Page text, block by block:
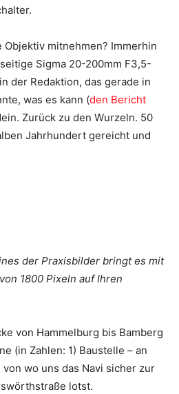
mitnehmen? Immerhin
Sigma 20-200mm F3,5-
der Redaktion, das gerade in
was es kann (den Bericht
Zurück zu den Wurzeln. 50
Jahrhundert gereicht und
der Praxisbilder bringt es mit
1800 Pixeln auf Ihren
von Hammelburg bis Bamberg
(in Zahlen: 1) Baustelle – an
von wo uns das Navi sicher zur
lotst.